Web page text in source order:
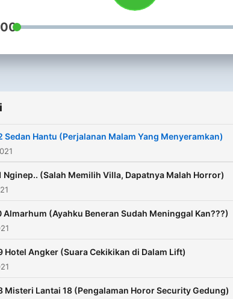
disini:
https://saweria.co/
horor/support
bagi kita semua..) Subscribe
Horor:
https://
Sedan Hantu (Perjalanan Malam Yang Menyeramkan)
Nginep.. (Salah Memilih Villa, Dapatnya Malah Horror)
Almarhum (Ayahku Beneran Sudah Meninggal Kan???)
Hotel Angker (Suara Cekikikan di Dalam Lift)
Misteri Lantai 18 (Pengalaman Horor Security Gedung)